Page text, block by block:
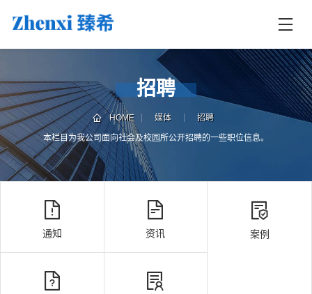
页
页
服
务
媒
体
联
电
招聘
HOME 媒体 招聘
本栏目为我公司面向社会及校园所公开招聘的一些职位信息。
通知 资讯 案例